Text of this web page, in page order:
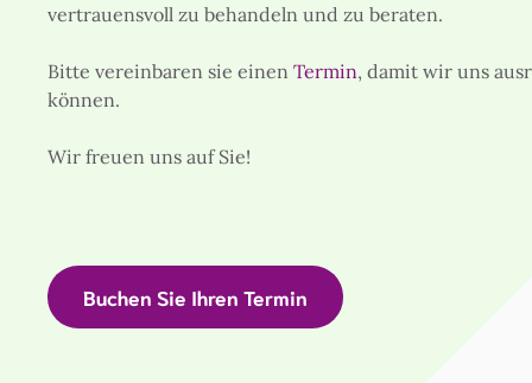
vertrauensvoll zu behandeln und zu beraten.
Bitte vereinbaren sie einen Termin, damit wir uns
können.
Wir freuen uns auf Sie!
Buchen Sie Ihren Termin